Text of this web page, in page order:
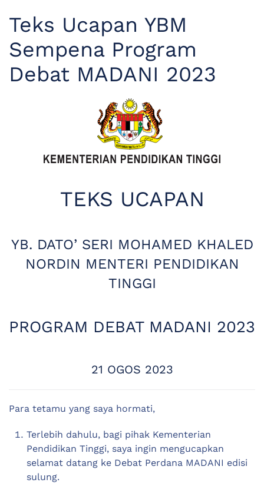
Teks Ucapan YBM
Sempena Program
Debat MADANI 2023
TEKS UCAPAN
YB. DATO’ SERI MOHAMED KHALED
NORDIN MENTERI PENDIDIKAN
TINGGI
PROGRAM DEBAT MADANI 2023
21 OGOS 2023
Para tetamu yang saya hormati,
Terlebih dahulu, bagi pihak Kementerian
Pendidikan Tinggi, saya ingin mengucapkan
selamat datang ke Debat Perdana MADANI edisi
sulung.